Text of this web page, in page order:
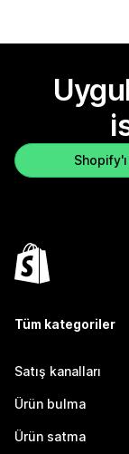
Tüm kategoriler
Satış kanalları
Ürün bulma
Ürün satma